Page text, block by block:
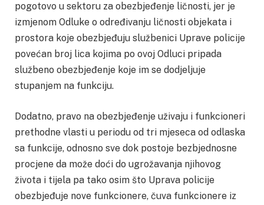
pogotovo u sektoru za obezbjeđenje ličnosti, jer je
izmjenom Odluke o određivanju ličnosti objekata i
prostora koje obezbjeđuju službenici Uprave policije
povećan broj lica kojima po ovoj Odluci pripada
službeno obezbjeđenje koje im se dodjeljuje
stupanjem na funkciju.
Dodatno, pravo na obezbjeđenje uživaju i funkcioneri
prethodne vlasti u periodu od tri mjeseca od odlaska
sa funkcije, odnosno sve dok postoje bezbjednosne
procjene da može doći do ugrožavanja njihovog
života i tijela pa tako osim što Uprava policije
obezbjeđuje nove funkcionere, čuva funkcionere iz